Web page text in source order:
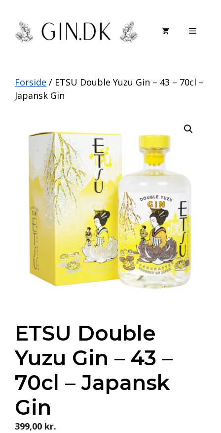
indhold
Menu
Forside / ETSU Double Yuzu Gin – 43 – 70cl –
Japansk Gin
ETSU Double
Yuzu Gin – 43 –
70cl – Japansk
Gin
399,00 kr.